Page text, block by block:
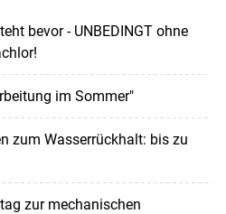
bevor - UNBEDINGT ohne
im Sommer"
zum Wasserrückhalt: bis zu
zur mechanischen